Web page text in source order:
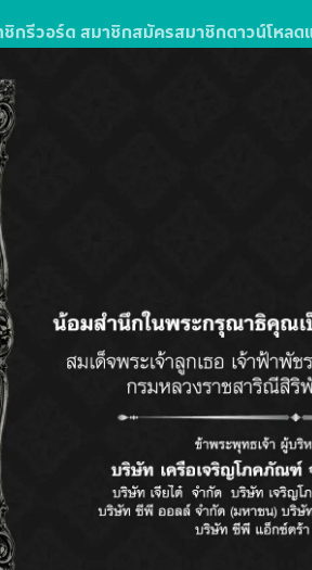
กรีวอร์ด สมาชิกสมัครสมาชิกดาวน์โหลด
ลตัสส์มอลล์
กจทัวร์
ล รางวัลละ